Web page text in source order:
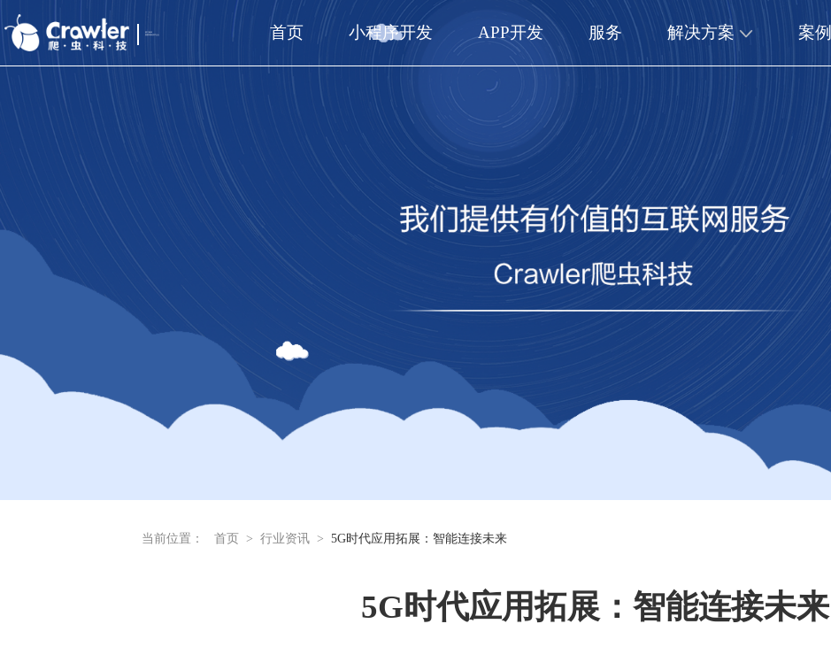
首页 小程序开发 APP开发 服务 解决方案 案例
当前位置： 首页 > 行业资讯 > 5G时代应用拓展：智能连接未来
5G时代应用拓展：智能连接未来